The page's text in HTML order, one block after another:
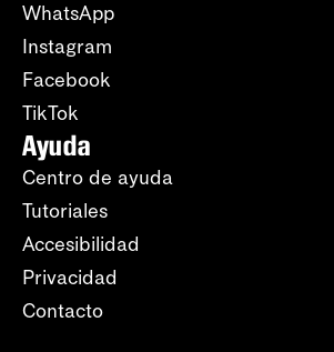
WhatsApp
Instagram
Facebook
TikTok
Ayuda
Centro de ayuda
Tutoriales
Accesibilidad
Privacidad
Contacto